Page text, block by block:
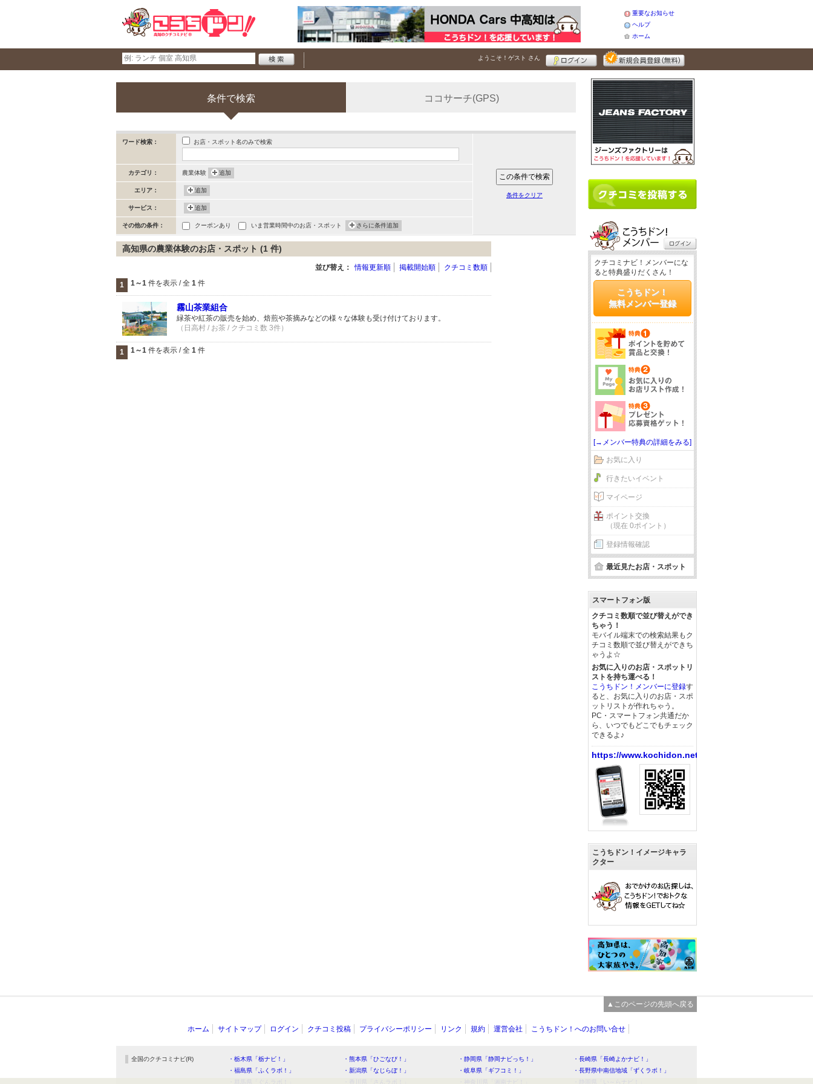
重要なお知らせ
ヘルプ
ホーム
ようこそ！ ゲスト さん
条件で検索 ココサーチ(GPS)
ワード検索： お店・スポット名のみで検索
カテゴリ： 農業体験 追加
エリア： 追加
サービス： 追加
その他の条件： クーポンあり いま営業時間中のお店・スポット さらに条件追加
条件をクリア
高知県の農業体験のお店・スポット (1 件)
並び替え： 情報更新順 掲載開始順 クチコミ数順
1 1～1 件を表示 / 全 1 件
霧山茶業組合
緑茶や紅茶の販売を始め、焙煎や茶摘みなどの様々な体験も受け付けております。
（日高村 / お茶 / クチコミ数 3件）
1 1～1 件を表示 / 全 1 件
クチコミナビ！メンバーにな
ると特典盛りだくさん！
こうちドン！
無料メンバー登録
[→メンバー特典の詳細をみる]
お気に入り
行きたいイベント
マイページ
ポイント交換
（現在 0ポイント）
登録情報確認
最近見たお店・スポット
スマートフォン版
クチコミ数順で並び替えができ
ちゃう！
モバイル端末での検索結果もク
チコミ数順で並び替えができち
ゃうよ☆
お気に入りのお店・スポットリ
ストを持ち運べる！
こうちドン！メンバーに登録す
ると、お気に入りのお店・スポ
ットリストが作れちゃう。
PC・スマートフォン共通だか
ら、いつでもどこでもチェック
できるよ♪
https://www.kochidon.net/
こうちドン！イメージキャラ
クター
▲このページの先頭へ戻る
ホーム サイトマップ ログイン クチコミ投稿 プライバシーポリシー リンク 規約 運営会社 こうちドン！へのお問い合せ
全国のクチコミナビ(R) ・栃木県「栃ナビ！」 ・熊本県「ひごなび！」 ・静岡県「静岡ナビっち！」
・長崎県「長崎よかナビ！」
・福島県「ふくラボ！」
・新潟県「なじらぼ！」 ・岐阜県「ギフコミ！」
・長野県中南信地域「ずくラボ！」